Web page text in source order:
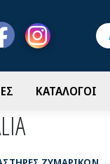
ΚΑΤΑΛΟΓΟΙ